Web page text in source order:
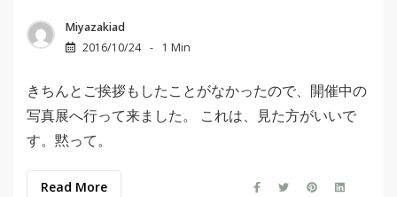
Miyazakiad
2016/10/24
1 Min
きちんとご挨拶もしたことがなかったので、開催中の
写真展へ行って来ました。 これは、見た方がいいで
す。黙って。
Read More